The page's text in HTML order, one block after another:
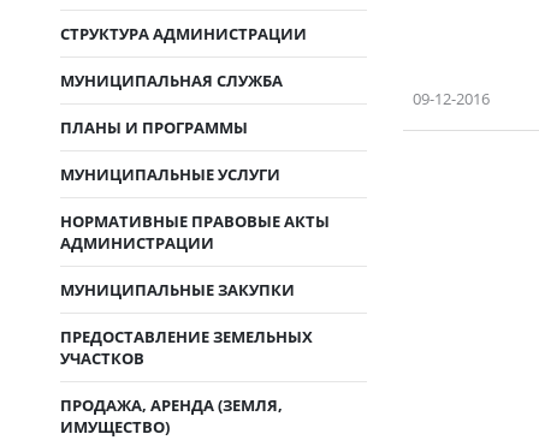
СТРУКТУРА АДМИНИСТРАЦИИ
МУНИЦИПАЛЬНАЯ СЛУЖБА
ПЛАНЫ И ПРОГРАММЫ
МУНИЦИПАЛЬНЫЕ УСЛУГИ
НОРМАТИВНЫЕ ПРАВОВЫЕ АКТЫ
АДМИНИСТРАЦИИ
МУНИЦИПАЛЬНЫЕ ЗАКУПКИ
ПРЕДОСТАВЛЕНИЕ ЗЕМЕЛЬНЫХ
УЧАСТКОВ
ПРОДАЖА, АРЕНДА (ЗЕМЛЯ,
ИМУЩЕСТВО)
09-12-2016